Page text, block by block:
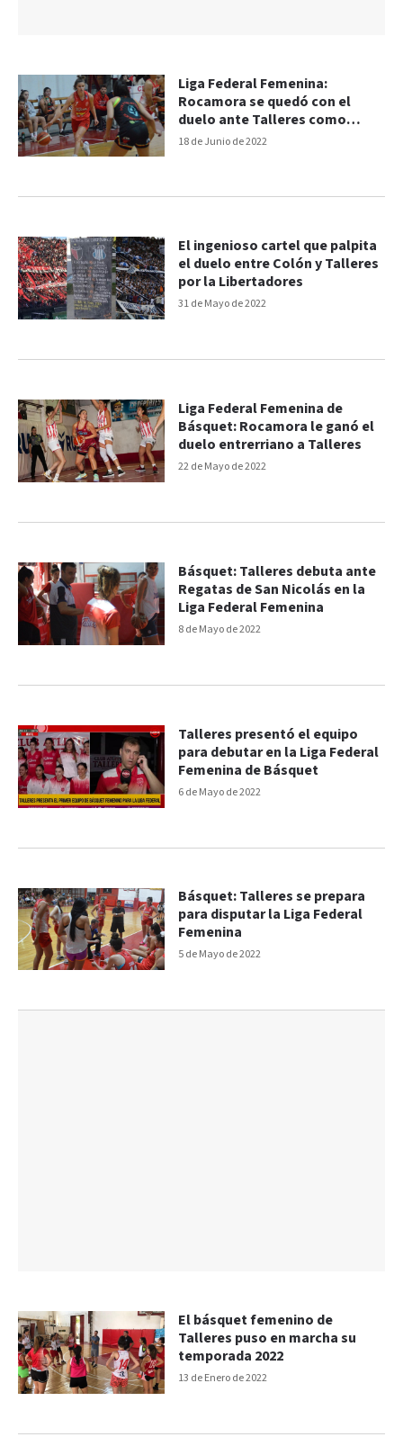
18 de Junio de 2022
Liga Federal Femenina:
Rocamora se quedó con el
duelo ante Talleres como
visitante
31 de Mayo de 2022
El ingenioso cartel que palpita
el duelo entre Colón y Talleres
por la Libertadores
22 de Mayo de 2022
Liga Federal Femenina de
Básquet: Rocamora le ganó el
duelo entrerriano a Talleres
8 de Mayo de 2022
Básquet: Talleres debuta ante
Regatas de San Nicolás en la
Liga Federal Femenina
6 de Mayo de 2022
Talleres presentó el equipo
para debutar en la Liga Federal
Femenina de Básquet
5 de Mayo de 2022
Básquet: Talleres se prepara
para disputar la Liga Federal
Femenina
13 de Enero de 2022
El básquet femenino de
Talleres puso en marcha su
temporada 2022